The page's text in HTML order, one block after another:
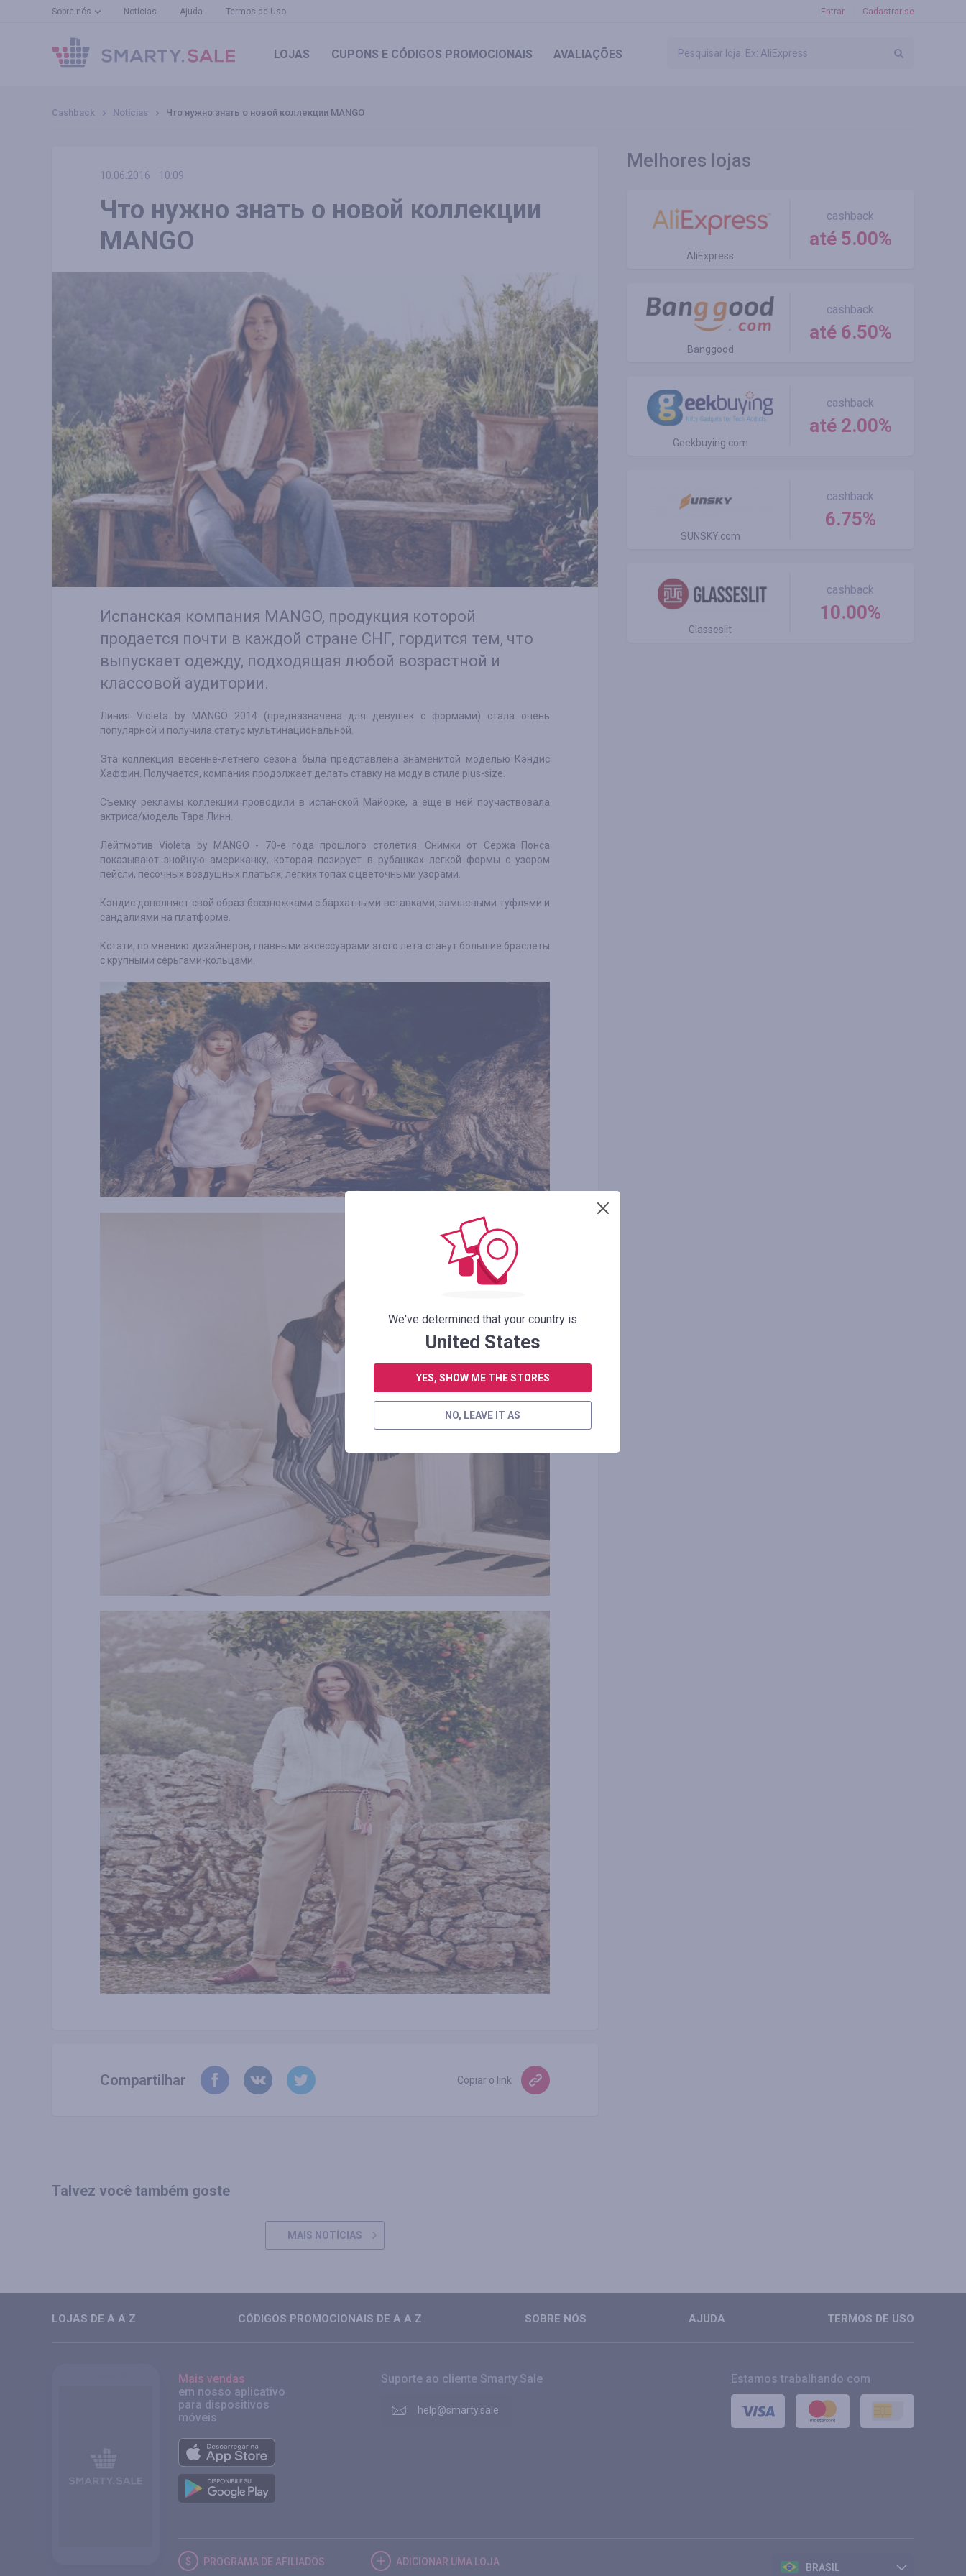
Sobre nós Notícias Ajuda Termos de Uso Entrar Cadastrar-se
LOJAS CUPONS E CÓDIGOS PROMOCIONAIS AVALIAÇÕES
Cashback Notícias Что нужно знать о новой коллекции MANGO
10.06.2016 10:09
Что нужно знать о новой коллекции
MANGO
Испанская компания MANGO, продукция которой
продается почти в каждой стране СНГ, гордится тем, что
выпускает одежду, подходящая любой возрастной и
классовой аудитории.
Линия Violeta by MANGO 2014 (предназначена для девушек с формами) стала очень
популярной и получила статус мультинациональной.
Эта коллекция весенне-летнего сезона была представлена знаменитой моделью Кэндис
Хаффин. Получается, компания продолжает делать ставку на моду в стиле plus-size.
Съемку рекламы коллекции проводили в испанской Майорке, а еще в ней поучаствовала
актриса/модель Тара Линн.
Лейтмотив Violeta by MANGO - 70-е года прошлого столетия. Снимки от Сержа Понса
показывают знойную американку, которая позирует в рубашках легкой формы с узором
пейсли, песочных воздушных платьях, легких топах с цветочными узорами.
Кэндис дополняет свой образ босоножками с бархатными вставками, замшевыми туфлями и
сандалиями на платформе.
Кстати, по мнению дизайнеров, главными аксессуарами этого лета станут большие браслеты
с крупными серьгами-кольцами.
Compartilhar Copiar o link
Talvez você também goste
MAIS NOTÍCIAS
Melhores lojas
AliExpress
cashback
até 5.00%
Banggood
cashback
até 6.50%
Geekbuying.com
cashback
até 2.00%
SUNSKY.com
cashback
6.75%
Glasseslit
cashback
10.00%
LOJAS DE A A Z CÓDIGOS PROMOCIONAIS DE A A Z SOBRE NÓS AJUDA TERMOS DE USO
Mais vendas
em nosso aplicativo
para dispositivos
móveis
Estamos trabalhando com
Suporte ao cliente Smarty.Sale
help@smarty.sale
PROGRAMA DE AFILIADOS ADICIONAR UMA LOJA BRASIL
We've determined that your country is
United States
YES, SHOW ME THE STORES
NO, LEAVE IT AS